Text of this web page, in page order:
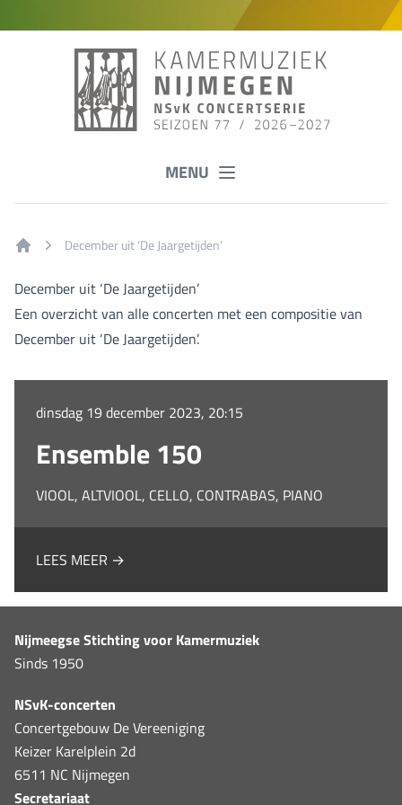
MENU
December uit ‘De Jaargetijden’
December uit ‘De Jaargetijden’
Een overzicht van alle concerten met een compositie van
December uit ‘De Jaargetijden’.
dinsdag 19 december 2023, 20:15
Ensemble 150
VIOOL, ALTVIOOL, CELLO, CONTRABAS, PIANO
LEES MEER →
Nijmeegse Stichting voor Kamermuziek
Sinds 1950
NSvK-concerten
Concertgebouw De Vereeniging
Keizer Karelplein 2d
6511 NC Nijmegen
Secretariaat